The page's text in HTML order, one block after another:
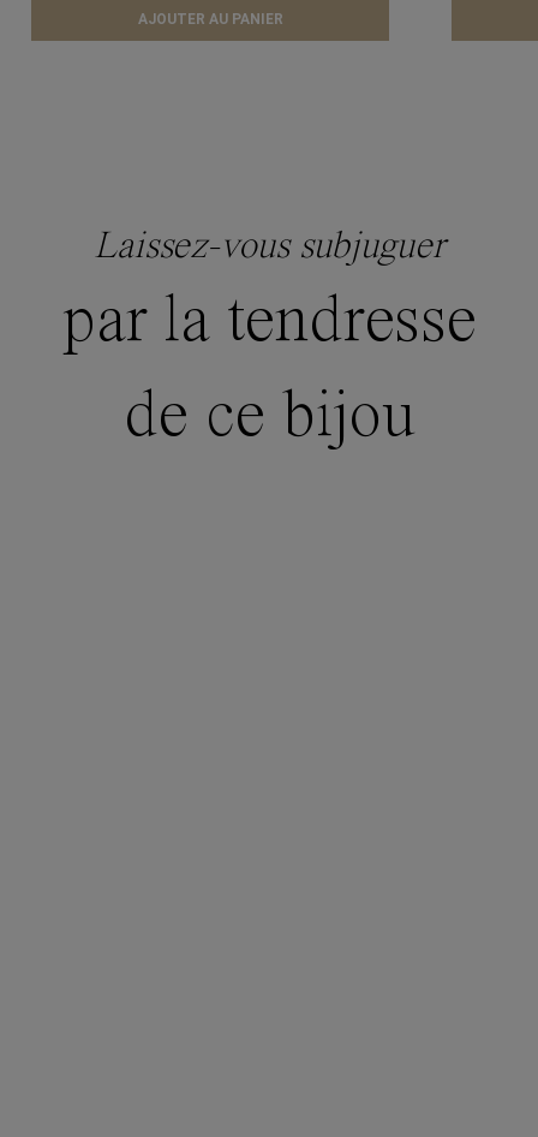
AJOUTER AU PANIER
Laissez-vous subjuguer
par la tendresse
de ce bijou